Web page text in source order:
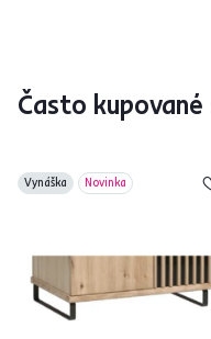
Často kupované
Vynáška Novinka